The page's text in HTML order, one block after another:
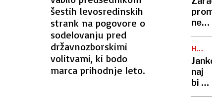
šestih levosredinskih
strank na pogovore o
sodelovanju pred
državnozborskimi
volitvami, ki bodo
marca prihodnje leto.
ta
teden
zaprta
cesta
HUDE
naj
bi za